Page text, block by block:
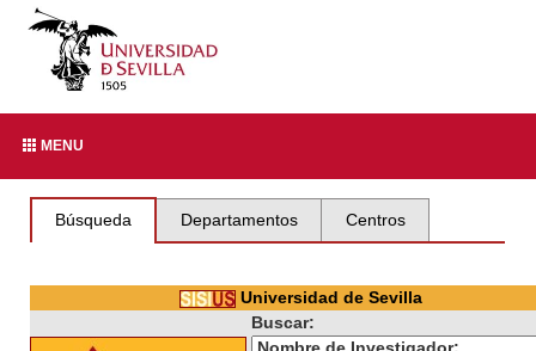
MENU
Búsqueda Departamentos Centros
Universidad de Sevilla
Buscar: